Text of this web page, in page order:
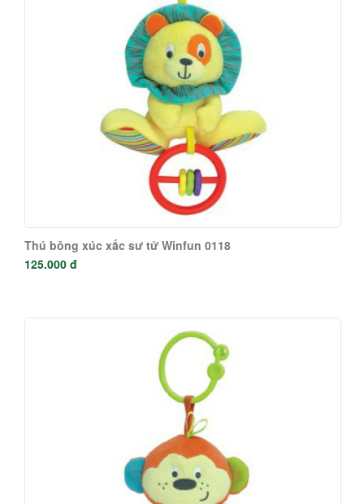
Thú bông xúc xắc sư tử Winfun 0118
125.000 đ